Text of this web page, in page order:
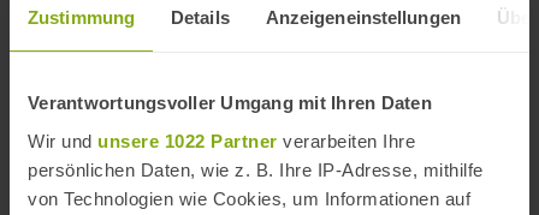
Zustimmung Details Anzeigeneinstellungen
Verantwortungsvoller Umgang mit Ihren Daten
Wir und unsere 1022 Partner verarbeiten Ihre
persönlichen Daten, wie z. B. Ihre IP-Adresse, mithilfe
von Technologien wie Cookies, um Informationen auf